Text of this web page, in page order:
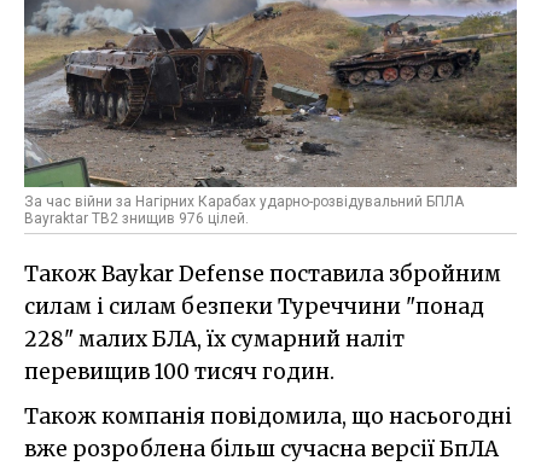
За час війни за Нагірних Карабах ударно-розвідувальний БПЛА
Bayraktar TB2 знищив 976 цілей.
Також Baykar Defense поставила збройним
силам і силам безпеки Туреччини "понад
228" малих БЛА, їх сумарний наліт
перевищив 100 тисяч годин.
Також компанія повідомила, що насьогодні
вже розроблена більш сучасна версії БпЛА